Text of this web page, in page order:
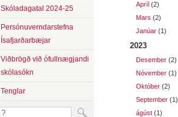
Skóladagatal 2024-25
Persónuverndarstefna
Ísafjarðarbæjar
Viðbrögð við ófullnægjandi
skólasókn
Tenglar
Apríl (2)
Mars (2)
Janúar (1)
2023
Desember (2)
Nóvember (1)
Október (2)
September (1)
ágúst (1)